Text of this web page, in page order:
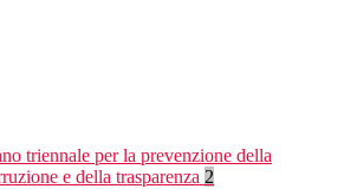
triennale per la prevenzione della
e della trasparenza 2